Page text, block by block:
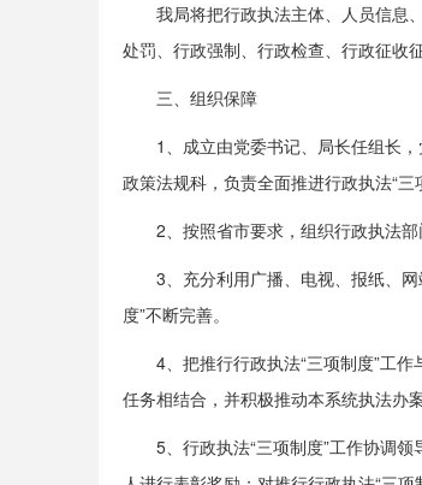
我局将把行政执法主体、人员信息
处罚、行政强制、行政检查、行政征收
三、组织保障
1、成立由党委书记、局长任组长
政策法规科，负责全面推进行政执法“三
2、按照省市要求，组织行政执法
3、充分利用广播、电视、报纸、
度”不断完善。
4、把推行行政执法“三项制度”工作
任务相结合，并积极推动本系统执法办
5、行政执法“三项制度”工作协调领